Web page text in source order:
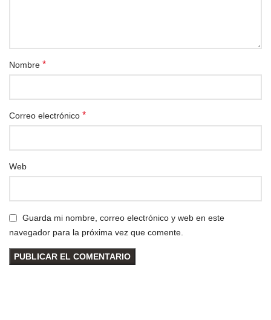
Nombre *
Correo electrónico *
Web
Guarda mi nombre, correo electrónico y web en este
navegador para la próxima vez que comente.